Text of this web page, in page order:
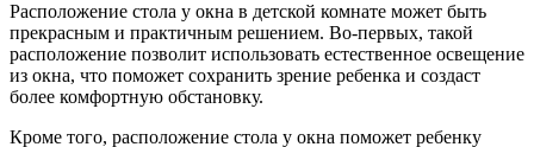
Расположение стола у окна в детской комнате может быть
прекрасным и практичным решением. Во-первых, такой
расположение позволит использовать естественное освещение
из окна, что поможет сохранить зрение ребенка и создаст
более комфортную обстановку.
Кроме того, расположение стола у окна поможет ребенку